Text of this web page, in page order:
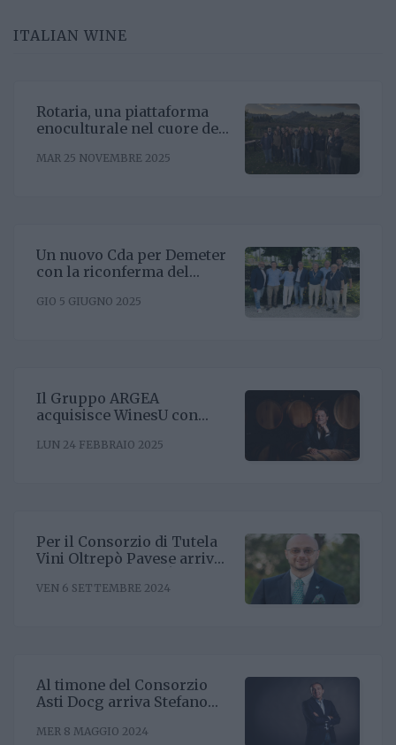
ITALIAN WINE
Rotaria, una piattaforma
enoculturale nel cuore del
MAR 25 NOVEMBRE 2025
Un nuovo Cda per Demeter
con la riconferma del
GIO 5 GIUGNO 2025
Il Gruppo ARGEA
acquisisce WinesU con
posizionamento negli Stati
LUN 24 FEBBRAIO 2025
Per il Consorzio di Tutela
Vini Oltrepò Pavese arriva
Riccardo Binda
VEN 6 SETTEMBRE 2024
Al timone del Consorzio
Asti Docg arriva Stefano
sinergia associativa e far
MER 8 MAGGIO 2024